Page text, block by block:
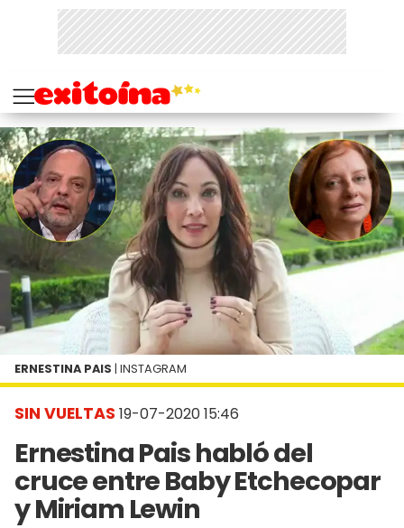
SIN VUELTAS 19-07-2020 15:46
Ernestina Pais habló del
cruce entre Baby Etchecopar
y Miriam Lewin
ERNESTINA PAIS | INSTAGRAM